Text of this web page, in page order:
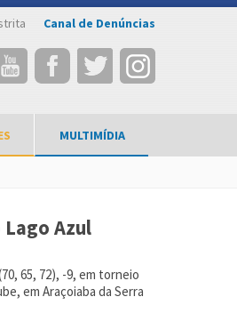
Canal de Denúncias
MULTIMÍDIA
Azul
65, 72), -9, em torneio
em Araçoiaba da Serra